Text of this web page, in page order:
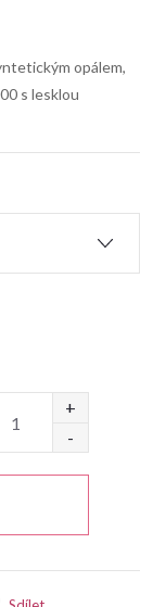
opálem,
s lesklou